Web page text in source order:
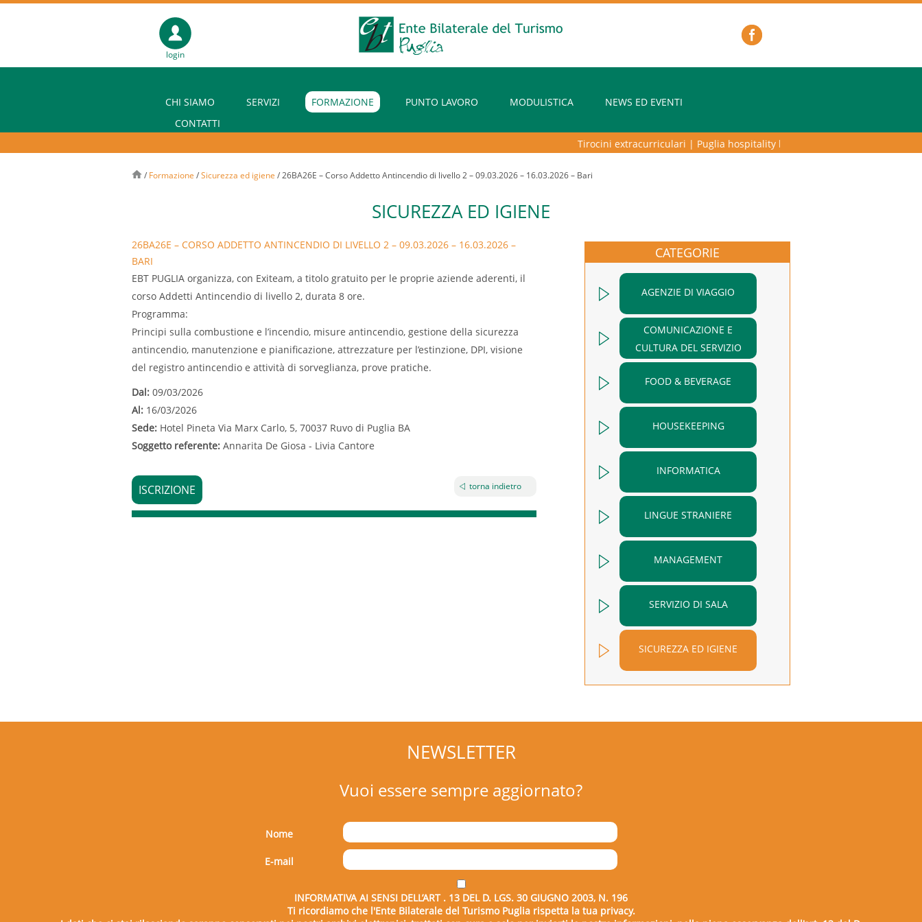
login
CHI SIAMO SERVIZI FORMAZIONE PUNTO LAVORO MODULISTICA
NEWS ED EVENTI
CONTATTI
Tirocini extracurriculari|Puglia hospitality lab – programma di alta
/ Formazione /Sicurezza ed igiene /26BA26E – Corso Addetto Antincendio di livello 2 – 09.03.2026 – 16.03.2026 – Bari
SICUREZZA ED IGIENE
26BA26E – CORSO ADDETTO ANTINCENDIO DI LIVELLO 2 – 09.03.2026 – 16.03.2026 –
BARI
EBT PUGLIA organizza, con Exiteam, a titolo gratuito per le proprie aziende aderenti, il
corso Addetti Antincendio di livello 2, durata 8 ore.
Programma:
Principi sulla combustione e l’incendio, misure antincendio, gestione della sicurezza
antincendio, manutenzione e pianificazione, attrezzature per l’estinzione, DPI, visione
del registro antincendio e attività di sorveglianza, prove pratiche.
Dal: 09/03/2026
Al: 16/03/2026
Sede: Hotel Pineta Via Marx Carlo, 5, 70037 Ruvo di Puglia BA
Soggetto referente: Annarita De Giosa - Livia Cantore
ISCRIZIONE torna indietro
CATEGORIE
AGENZIE DI VIAGGIO
COMUNICAZIONE E
CULTURA DEL SERVIZIO
FOOD & BEVERAGE
HOUSEKEEPING
INFORMATICA
LINGUE STRANIERE
MANAGEMENT
SERVIZIO DI SALA
SICUREZZA ED IGIENE
NEWSLETTER
Vuoi essere sempre aggiornato?
Nome
E-mail
INFORMATIVA AI SENSI DELL’ART . 13 DEL D. LGS. 30 GIUGNO 2003, N. 196
Ti ricordiamo che l'Ente Bilaterale del Turismo Puglia rispetta la tua privacy.